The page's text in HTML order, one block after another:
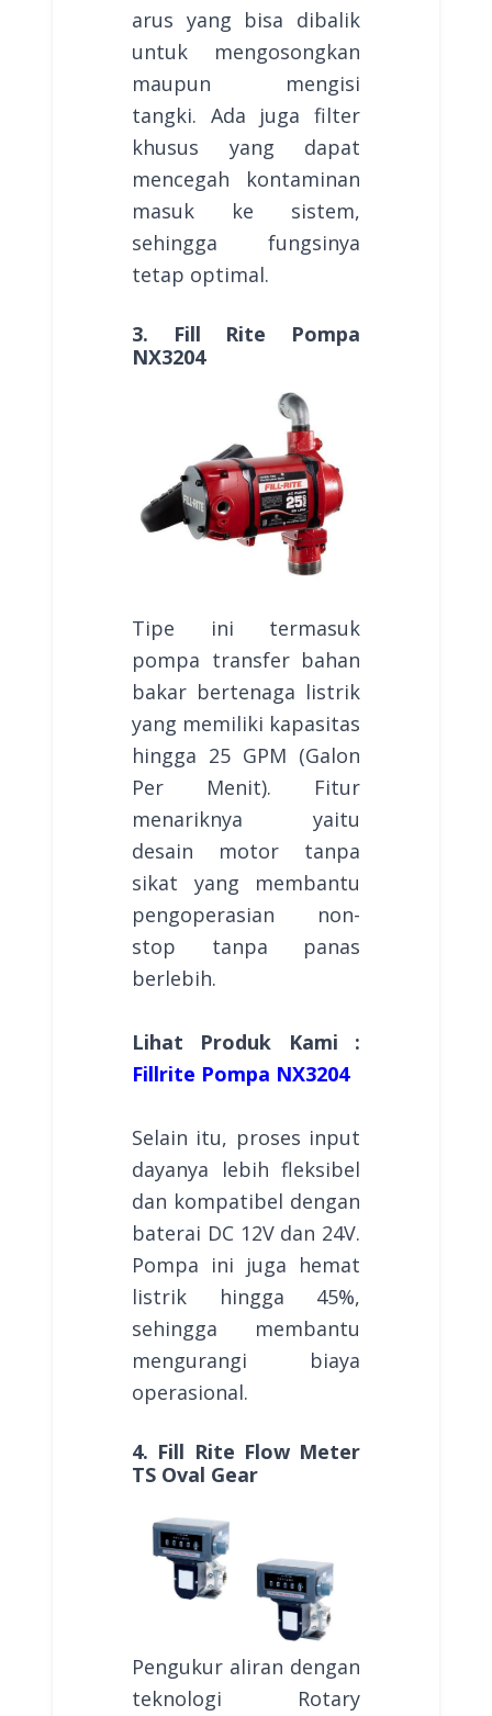
arus yang bisa dibalik
untuk mengosongkan
maupun mengisi
tangki. Ada juga filter
khusus yang dapat
mencegah kontaminan
masuk ke sistem,
sehingga fungsinya
tetap optimal.
3. Fill Rite Pompa
NX3204
Tipe ini termasuk
pompa transfer bahan
bakar bertenaga listrik
yang memiliki kapasitas
hingga 25 GPM (Galon
Per Menit). Fitur
menariknya yaitu
desain motor tanpa
sikat yang membantu
pengoperasian non-
stop tanpa panas
berlebih.
Lihat Produk Kami :
Fillrite Pompa NX3204
Selain itu, proses input
dayanya lebih fleksibel
dan kompatibel dengan
baterai DC 12V dan 24V.
Pompa ini juga hemat
listrik hingga 45%,
sehingga membantu
mengurangi biaya
operasional.
4. Fill Rite Flow Meter
TS Oval Gear
Pengukur aliran dengan
teknologi Rotary